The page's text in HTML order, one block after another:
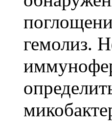
гемолиз.